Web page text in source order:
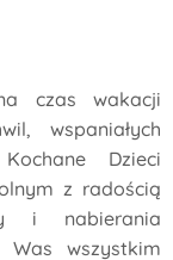
czas wakacji
wspaniałych
Dzieci
z radością
i nabierania
Was wszystkim